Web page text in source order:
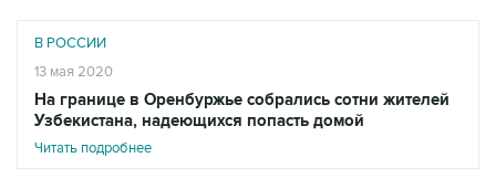
В РОССИИ
13 мая 2020
На границе в Оренбуржье собрались сотни жителей
Узбекистана, надеющихся попасть домой
Читать подробнее